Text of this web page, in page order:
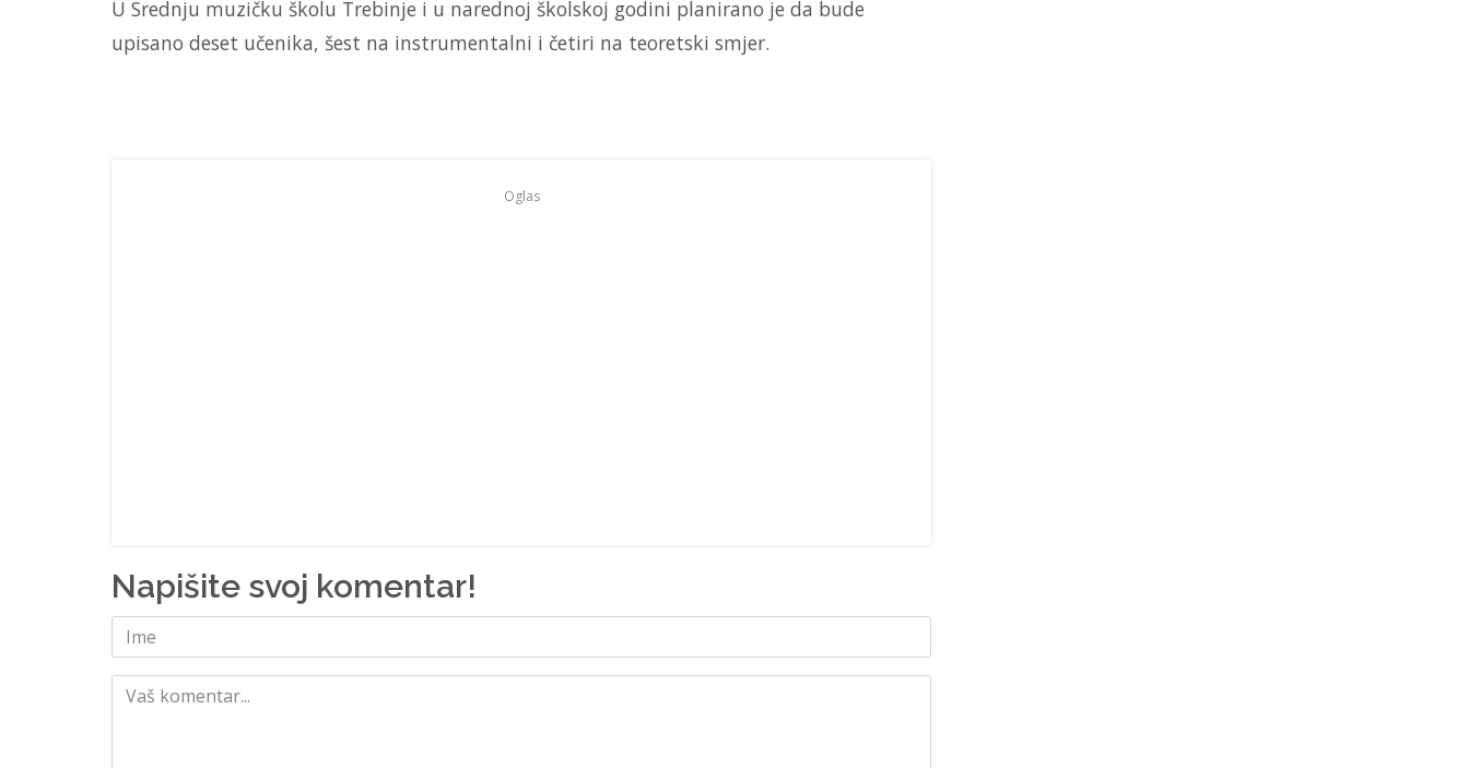
U Srednju muzičku školu Trebinje i u narednoj školskoj godini planirano je da bude
upisano deset učenika, šest na instrumentalni i četiri na teoretski smjer.
Oglas
Napišite svoj komentar!